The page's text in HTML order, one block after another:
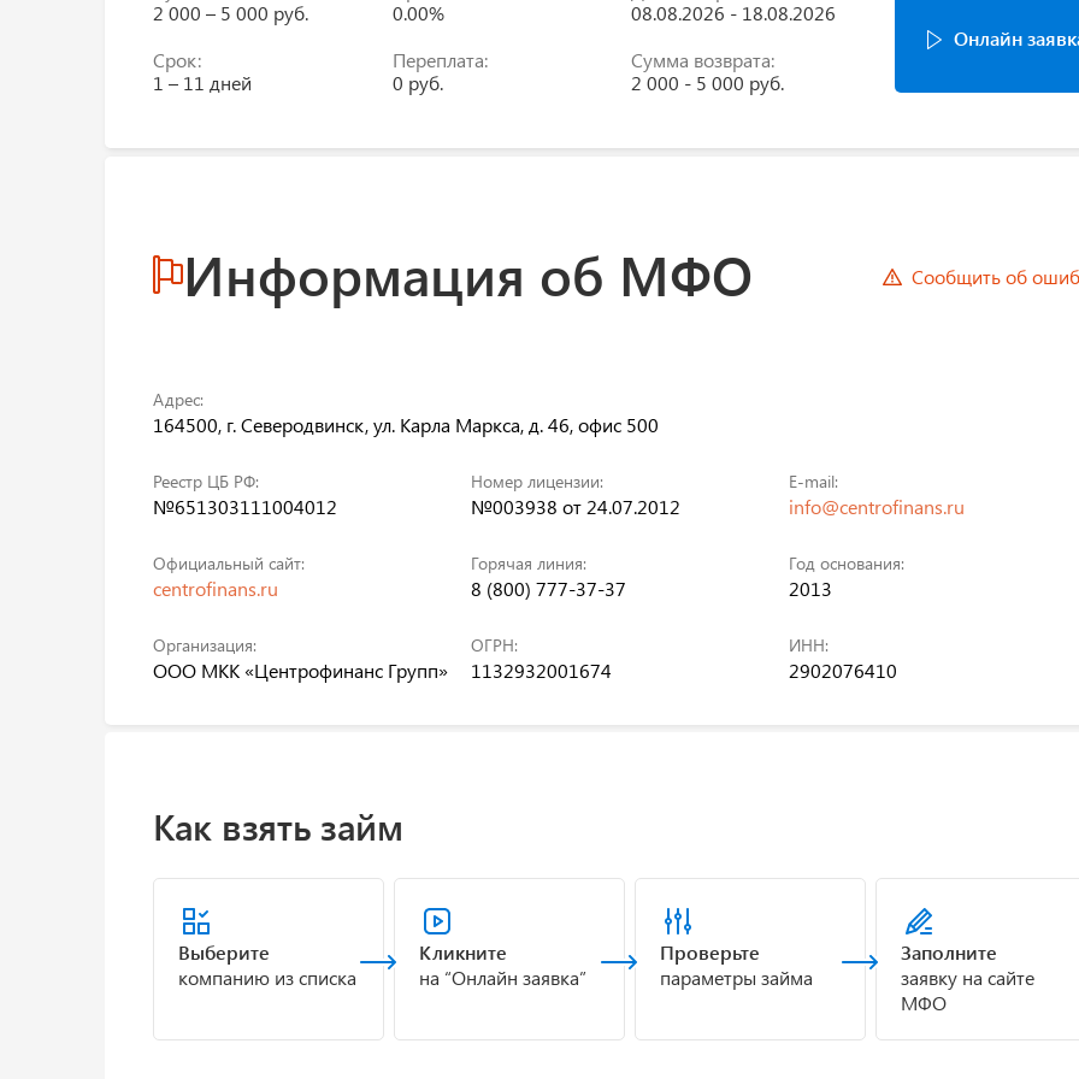
2 000 – 5 000 руб.
0.00%
08.08.2026 - 18.08.2026
Срок:
1 – 11 дней
Переплата:
0 руб.
Сумма возврата:
2 000 - 5 000 руб.
Онлайн
Информация об МФО Сообщить об
Адрес:
164500, г. Северодвинск, ул. Карла Маркса, д. 46, офис 500
Реестр ЦБ РФ:
№651303111004012
Номер лицензии:
№003938 от 24.07.2012
E-mail:
info@centrofinans.ru
Официальный сайт:
centrofinans.ru
Горячая линия:
8 (800) 777-37-37
Год основания:
2013
Организация:
ООО МКК «Центрофинанс Групп»
ОГРН:
1132932001674
ИНН:
2902076410
Как взять займ
Выберите
компанию из списка
Кликните
на “Онлайн заявка”
Проверьте
параметры займа
Заполните
заявку на сайте
МФО